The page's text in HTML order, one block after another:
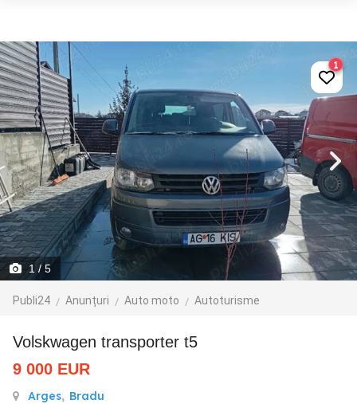
1 / 5
Publi24 Anunțuri Auto moto Autoturisme
1
volskwagen transporter t5
9 000 EUR
Arges, Bradu